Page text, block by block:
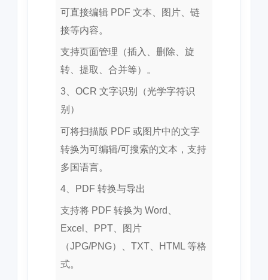
可直接编辑 PDF 文本、图片、链
接等内容。
支持页面管理（插入、删除、旋
转、提取、合并等）。
3、OCR 文字识别（光学字符识
别）
可将扫描版 PDF 或图片中的文字
转换为可编辑/可搜索的文本，支持
多国语言。
4、PDF 转换与导出
支持将 PDF 转换为 Word、
Excel、PPT、图片
（JPG/PNG）、TXT、HTML 等格
式。